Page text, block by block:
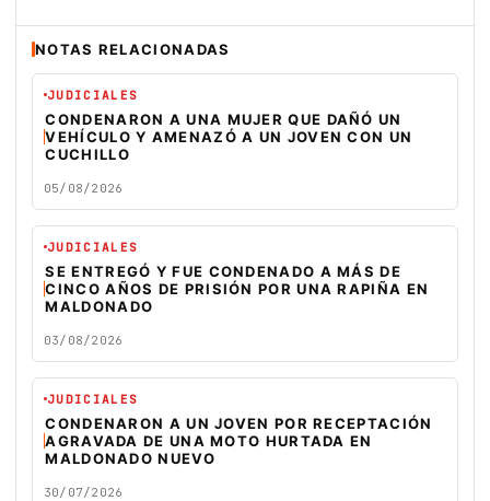
NOTAS RELACIONADAS
JUDICIALES
CONDENARON A UNA MUJER QUE DAÑÓ UN
VEHÍCULO Y AMENAZÓ A UN JOVEN CON UN
CUCHILLO
05/08/2026
JUDICIALES
SE ENTREGÓ Y FUE CONDENADO A MÁS DE
CINCO AÑOS DE PRISIÓN POR UNA RAPIÑA EN
MALDONADO
03/08/2026
JUDICIALES
CONDENARON A UN JOVEN POR RECEPTACIÓN
AGRAVADA DE UNA MOTO HURTADA EN
MALDONADO NUEVO
30/07/2026